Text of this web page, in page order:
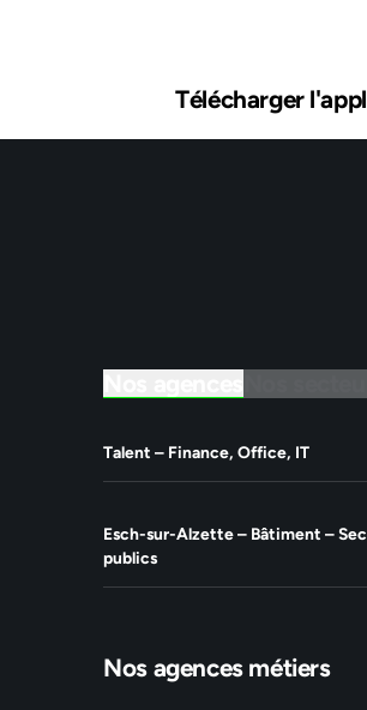
Télécharger
Nos
Talent – Finance, Office, IT
Esch-sur-Alzette – Bâtiment –
publics
Nos agences métiers